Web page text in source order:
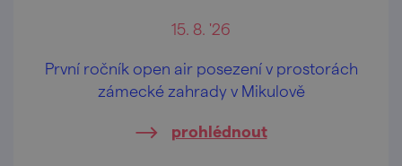
15. 8. '26
První ročník open air posezení v prostorách
zámecké zahrady v Mikulově
prohlédnout